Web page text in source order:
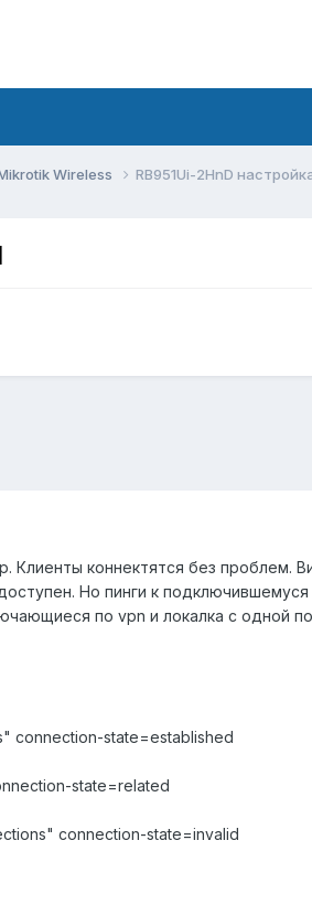
Wireless RB951Ui-2HnD
коннектятся без проблем.
Но пинги к подключившемуся
по vpn и локалка с одной
connection-state=established
state=related
connection-state=invalid